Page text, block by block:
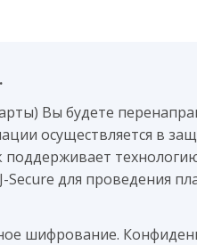
Вы будете
осуществляется в
Secure для проведения
шифрование.